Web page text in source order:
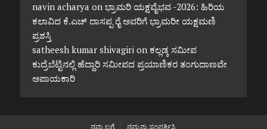
navin acharya on ಭ್ರಾಮರಿ ಯಕ್ಷವೈಭವ -2026: ಹಿರಿಯ
ಕಲಾವಿದ ಕೆ.ಎಚ್ ದಾಸಪ್ಪ ರೈ ಅವರಿಗೆ ಭ್ರಾಮರೀ ಯಕ್ಷಮಣಿ
ಪ್ರಶಸ್ತಿ
satheesh kumar shivagirion ಕಲ್ಲಡ್ಕ ಸಮೀಪ
ಕುದ್ರೆಬೆಟ್ಟಿನಲ್ಲಿ ಹೆದ್ದಾರಿ ಸಮೀಪದ ಪ್ರಯಾಣಿಕರ ತಂಗುದಾಣವೇ
ಅಪಾಯಕಾರಿ
ನಮ್ಮ ಬಗ್ಗೆ ನಮ್ಮನ್ನು ಸಂಪರ್ಕಿಸಿ